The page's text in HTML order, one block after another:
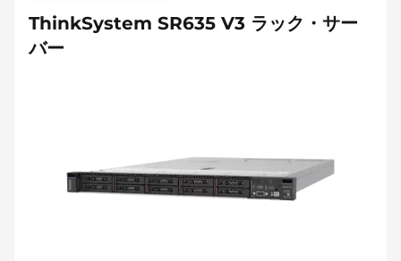
ThinkSystem SR635 V3 ラック・サー
バー